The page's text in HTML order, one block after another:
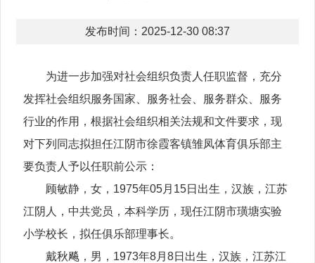
发布时间：2025-12-30 08:37
为进一步加强对社会组织负责人任职监督，充分
发挥社会组织服务国家、服务社会、服务群众、服务
行业的作用，根据社会组织相关法规和文件要求，现
对下列同志拟担任江阴市徐霞客镇雏凤体育俱乐部主
要负责人予以任职前公示：
顾敏静，女，1975年05月15日出生，汉族，江苏
江阴人，中共党员，本科学历，现任江阴市璜塘实验
小学校长，拟任俱乐部理事长。
戴秋飚，男，1973年8月8日出生，汉族，江苏江